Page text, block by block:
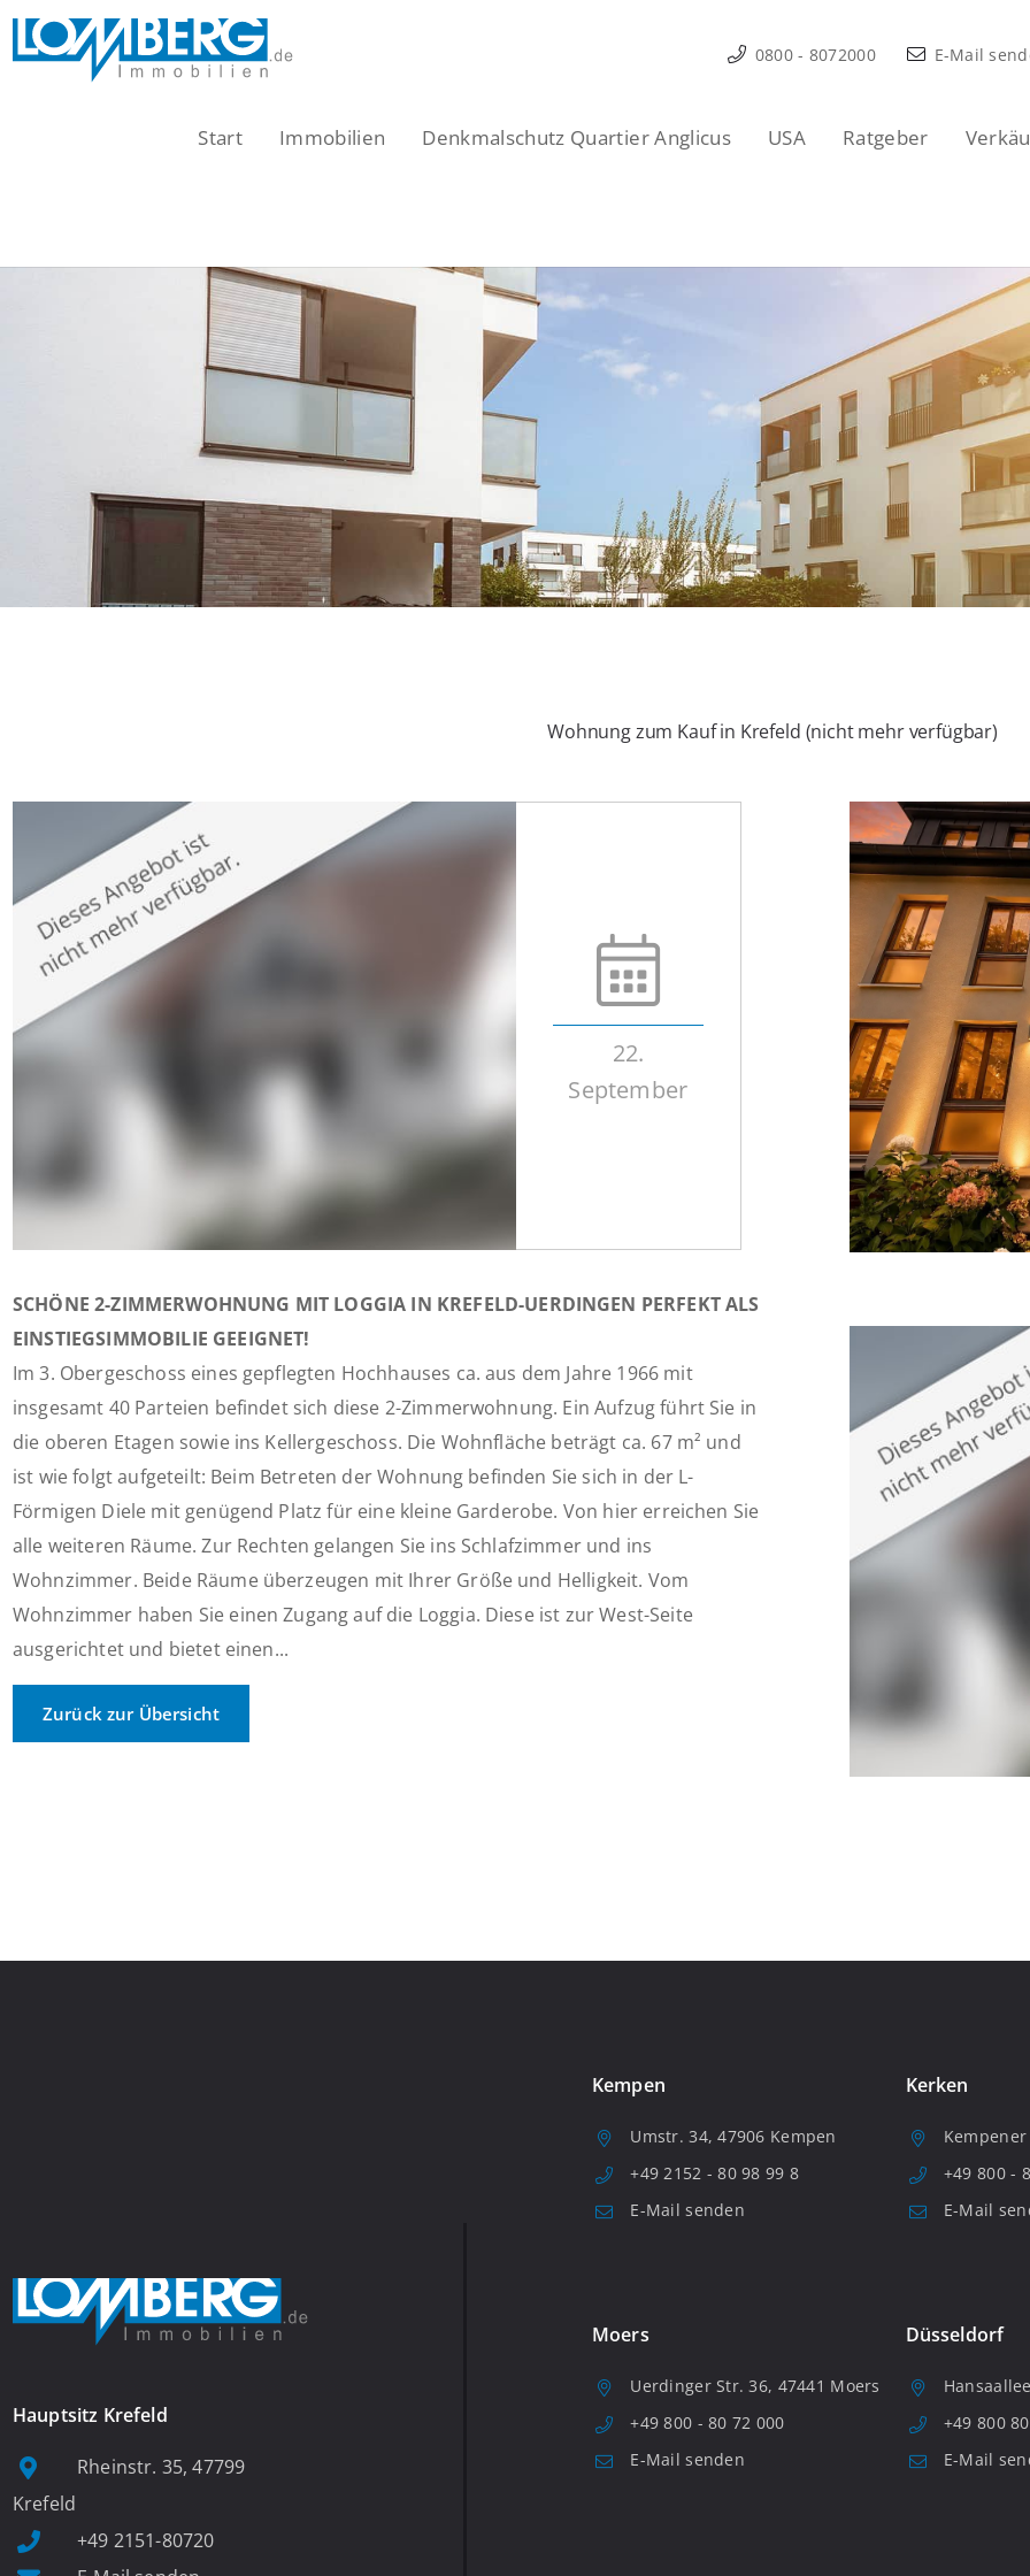
Zum
Inhalt
0800 - 8072000 E-Mail
Start Immobilien Denkmalschutz Quartier Anglicus USA Ratgeber
Wohnung zum Kauf in Krefeld (nicht mehr verfügbar)
22.
September
SCHÖNE 2-ZIMMERWOHNUNG MIT LOGGIA IN KREFELD-UERDINGEN PERFEKT ALS
EINSTIEGSIMMOBILIE GEEIGNET!
Im 3. Obergeschoss eines gepflegten Hochhauses ca. aus dem Jahre 1966 mit
insgesamt 40 Parteien befindet sich diese 2-Zimmerwohnung. Ein Aufzug führt Sie in
die oberen Etagen sowie ins Kellergeschoss. Die Wohnfläche beträgt ca. 67 m² und
ist wie folgt aufgeteilt: Beim Betreten der Wohnung befinden Sie sich in der L-
Förmigen Diele mit genügend Platz für eine kleine Garderobe. Von hier erreichen Sie
alle weiteren Räume. Zur Rechten gelangen Sie ins Schlafzimmer und ins
Wohnzimmer. Beide Räume überzeugen mit Ihrer Größe und Helligkeit. Vom
Wohnzimmer haben Sie einen Zugang auf die Loggia. Diese ist zur West-Seite
ausgerichtet und bietet einen...
Zurück zur Übersicht
Hauptsitz Krefeld
Rheinstr. 35, 47799
Krefeld
+49 2151-80720
Kempen
Umstr. 34, 47906 Kempen
+49 2152 - 80 98 99 8
E-Mail senden
Kerken
+49 800 -
E-Mail
Moers
Uerdinger Str. 36, 47441 Moers
+49 800 - 80 72 000
E-Mail senden
Düsseldorf
+49 800
E-Mail